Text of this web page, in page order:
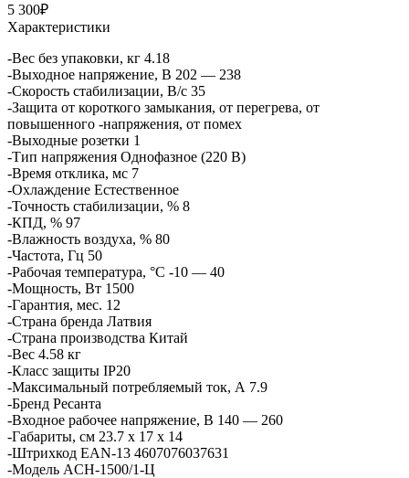
5 300₽
Характеристики
-Вес без упаковки, кг 4.18
-Выходное напряжение, В 202 — 238
-Скорость стабилизации, В/с 35
-Защита от короткого замыкания, от перегрева, от
повышенного -напряжения, от помех
-Выходные розетки 1
-Тип напряжения Однофазное (220 В)
-Время отклика, мс 7
-Охлаждение Естественное
-Точность стабилизации, % 8
-КПД, % 97
-Влажность воздуха, % 80
-Частота, Гц 50
-Рабочая температура, °C -10 — 40
-Мощность, Вт 1500
-Гарантия, мес. 12
-Страна бренда Латвия
-Страна производства Китай
-Вес 4.58 кг
-Класс защиты IP20
-Максимальный потребляемый ток, А 7.9
-Бренд Ресанта
-Входное рабочее напряжение, В 140 — 260
-Габариты, см 23.7 х 17 х 14
-Штрихкод EAN-13 4607076037631
-Модель ACH-1500/1-Ц